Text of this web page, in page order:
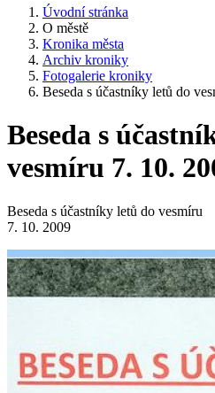
Úvodní stránka
O městě
Kronika města
Archiv kroniky
Fotogalerie kroniky
Beseda s účastníky letů do
Beseda s
vesmíru 7. 10.
Beseda s účastníky letů do vesmíru
7. 10. 2009